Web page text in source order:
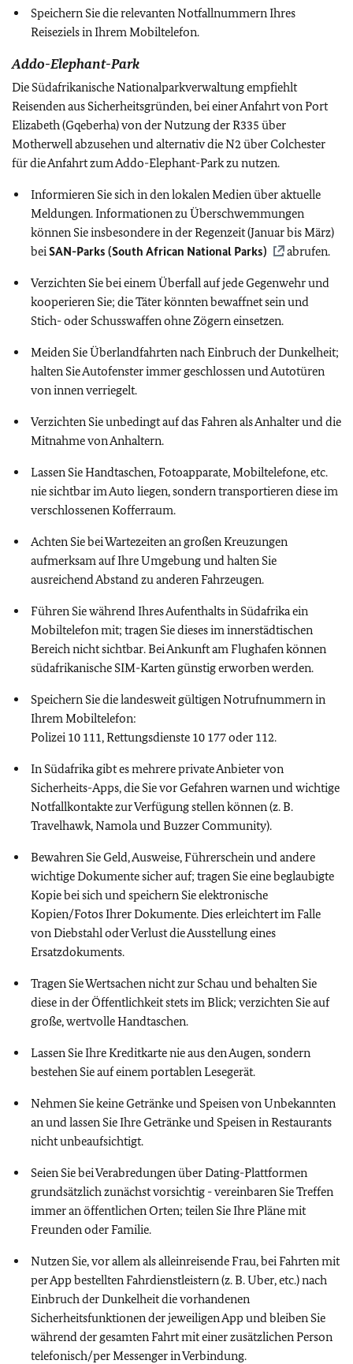
Speichern Sie die relevanten Notfallnummern Ihres
Reiseziels in Ihrem Mobiltelefon.
Addo-Elephant-Park
Die Südafrikanische Nationalparkverwaltung empfiehlt
Reisenden aus Sicherheitsgründen, bei einer Anfahrt von Port
Elizabeth (Gqeberha) von der Nutzung der R335 über
Motherwell abzusehen und alternativ die N2 über Colchester
für die Anfahrt zum Addo-Elephant-Park zu nutzen.
Informieren Sie sich in den lokalen Medien über aktuelle
Meldungen. Informationen zu Überschwemmungen
können Sie insbesondere in der Regenzeit (Januar bis März)
beiSAN-Parks (South African National Parks) abrufen.
Verzichten Sie bei einem Überfall auf jede Gegenwehr und
kooperieren Sie; die Täter könnten bewaffnet sein und
Stich- oder Schusswaffen ohne Zögern einsetzen.
Meiden Sie Überlandfahrten nach Einbruch der Dunkelheit;
halten Sie Autofenster immer geschlossen und Autotüren
von innen verriegelt.
Verzichten Sie unbedingt auf das Fahren als Anhalter und die
Mitnahme von Anhaltern.
Lassen Sie Handtaschen, Fotoapparate, Mobiltelefone, etc.
nie sichtbar im Auto liegen, sondern transportieren diese im
verschlossenen Kofferraum.
Achten Sie bei Wartezeiten an großen Kreuzungen
aufmerksam auf Ihre Umgebung und halten Sie
ausreichend Abstand zu anderen Fahrzeugen.
Führen Sie während Ihres Aufenthalts in Südafrika ein
Mobiltelefon mit; tragen Sie dieses im innerstädtischen
Bereich nicht sichtbar. Bei Ankunft am Flughafen können
südafrikanische SIM-Karten günstig erworben werden.
Speichern Sie die landesweit gültigen Notrufnummern in
Ihrem Mobiltelefon:
Polizei 10 111, Rettungsdienste 10 177 oder 112.
In Südafrika gibt es mehrere private Anbieter von
Sicherheits-Apps, die Sie vor Gefahren warnen und wichtige
Notfallkontakte zur Verfügung stellen können (z. B.
Travelhawk, Namola und Buzzer Community).
Bewahren Sie Geld, Ausweise, Führerschein und andere
wichtige Dokumente sicher auf; tragen Sie eine beglaubigte
Kopie bei sich undspeichern Sie elektronische
Kopien/Fotos Ihrer Dokumente. Dies erleichtert im Falle
von Diebstahl oder Verlust die Ausstellung eines
Ersatzdokuments.
Tragen Sie Wertsachen nicht zur Schau und behalten Sie
diese in der Öffentlichkeit stets im Blick; verzichten Sie auf
große, wertvolle Handtaschen.
Lassen Sie Ihre Kreditkarte nie aus den Augen, sondern
bestehen Sie auf einem portablen Lesegerät.
Nehmen Sie keine Getränke und Speisen von Unbekannten
an und lassen Sie Ihre Getränke und Speisen in Restaurants
nicht unbeaufsichtigt.
Seien Sie bei Verabredungen über Dating-Plattformen
grundsätzlich zunächst vorsichtig - vereinbaren Sie Treffen
immer an öffentlichen Orten; teilen Sie Ihre Pläne mit
Freunden oder Familie.
Nutzen Sie, vor allem als alleinreisende Frau, bei Fahrten mit
per App bestellten Fahrdienstleistern (z. B. Uber, etc.) nach
Einbruch der Dunkelheit die vorhandenen
Sicherheitsfunktionen der jeweiligen App und bleiben Sie
während der gesamten Fahrt mit einer zusätzlichen Person
telefonisch/per Messenger in Verbindung.